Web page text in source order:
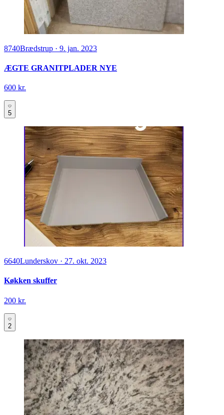
8740Brædstrup · 9. jan. 2023
ÆGTE GRANITPLADER NYE
600 kr.
5
6640Lunderskov · 27. okt. 2023
Køkken skuffer
200 kr.
2